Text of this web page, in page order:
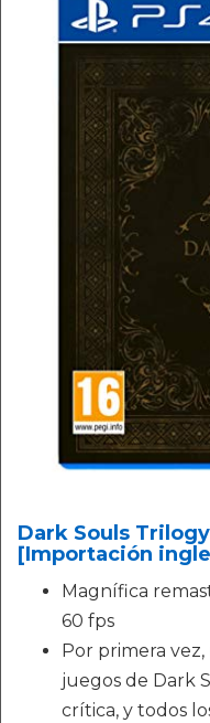
Dark Souls
[Importación
Magnífica
60 fps
Por primera
juegos de Dark
crítica, y todos